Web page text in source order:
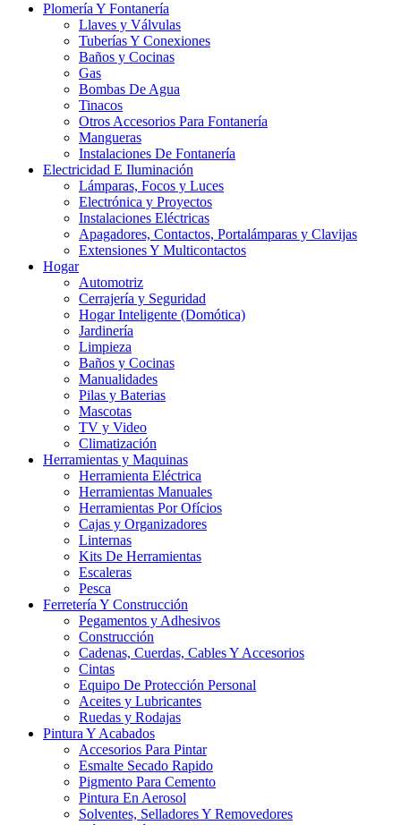
Plomería Y Fontanería
Llaves y Válvulas
Tuberías Y Conexiones
Baños y Cocinas
Gas
Bombas De Agua
Tinacos
Otros Accesorios Para Fontanería
Mangueras
Instalaciones De Fontanería
Electricidad E Iluminación
Lámparas, Focos y Luces
Electrónica y Proyectos
Instalaciones Eléctricas
Apagadores, Contactos, Portalámparas y Clavijas
Extensiones Y Multicontactos
Hogar
Automotriz
Cerrajería y Seguridad
Hogar Inteligente (Domótica)
Jardinería
Limpieza
Baños y Cocinas
Manualidades
Pilas y Baterias
Mascotas
TV y Video
Climatización
Herramientas y Maquinas
Herramienta Eléctrica
Herramientas Manuales
Herramientas Por Ofícios
Cajas y Organizadores
Linternas
Kits De Herramientas
Escaleras
Pesca
Ferretería Y Construcción
Pegamentos y Adhesivos
Construcción
Cadenas, Cuerdas, Cables Y Accesorios
Cintas
Equipo De Protección Personal
Aceites y Lubricantes
Ruedas y Rodajas
Pintura Y Acabados
Accesorios Para Pintar
Esmalte Secado Rapido
Pigmento Para Cemento
Pintura En Aerosol
Solventes, Selladores Y Removedores